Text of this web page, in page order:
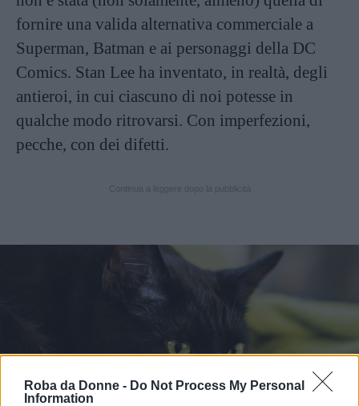
Roba da Donne - Do Not Process My Personal
Information
fornire una valida alternativa commerciale a
Superman, Batman e ai personaggi della DC
Comics. Stan Lee ha inventato, in realtà, degli
antieroi, in cui ciascuno di noi potesse in
qualche modo ritrovarsi. Con imperfezioni,
pecche, con dei difetti.